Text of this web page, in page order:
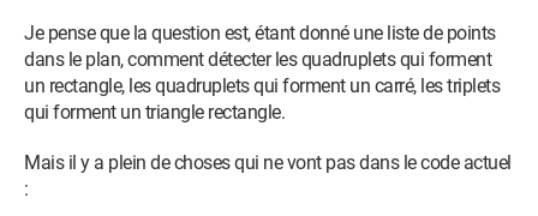
def test_rectangle(xA,yA,xB,yB,xC,yC,xD,yD):
    a=((xB-xA)**2+(yB-yA)**2)
    b=((xC-xB)**2+(yC-yB)**2)
    d=((xA-xD)**2+(yA-yD)**2)
Je pense que la question est, étant donné une liste de points
dans le plan, comment détecter les quadruplets qui forment
un rectangle, les quadruplets qui forment un carré, les triplets
qui forment un triangle rectangle.
Mais il y a plein de choses qui ne vont pas dans le code actuel
: